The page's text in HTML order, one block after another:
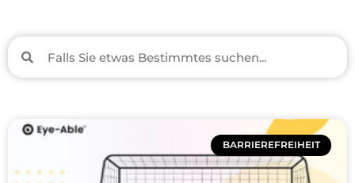
BARRIEREFREIHEIT